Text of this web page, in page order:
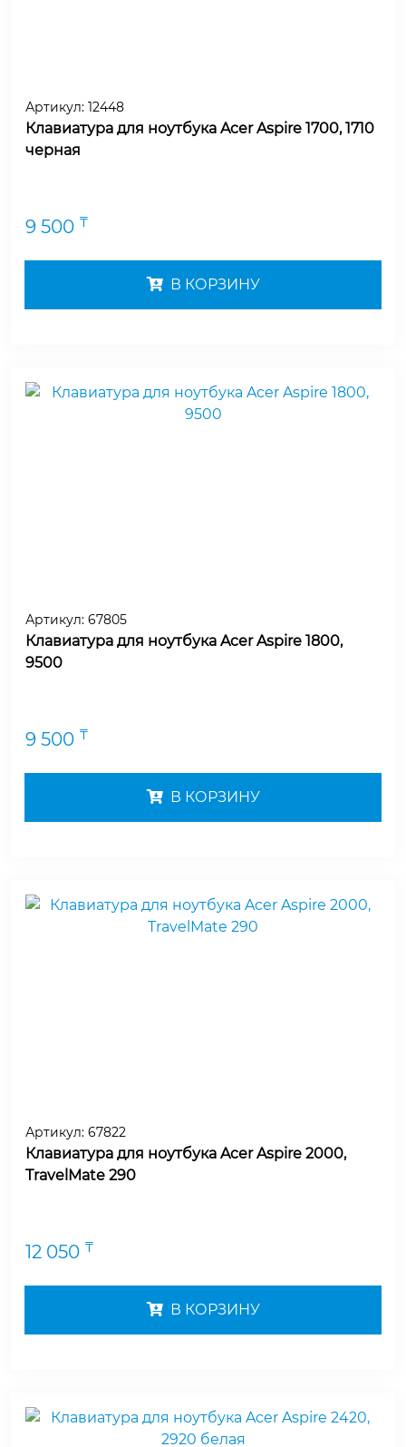
Артикул: 12448
Клавиатура для ноутбука Acer Aspire 1700, 1710
черная
9 500 ₸
В КОРЗИНУ
Артикул: 67805
Клавиатура для ноутбука Acer Aspire 1800,
9500
9 500 ₸
В КОРЗИНУ
Артикул: 67822
Клавиатура для ноутбука Acer Aspire 2000,
TravelMate 290
12 050 ₸
В КОРЗИНУ